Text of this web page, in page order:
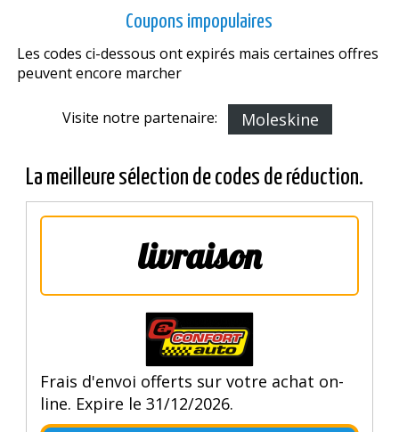
Coupons impopulaires
Les codes ci-dessous ont expirés mais certaines offres
peuvent encore marcher
Visite notre partenaire: Moleskine
La meilleure sélection de codes de réduction.
livraison
Frais d'envoi offerts sur votre achat on-
line. Expire le 31/12/2026.